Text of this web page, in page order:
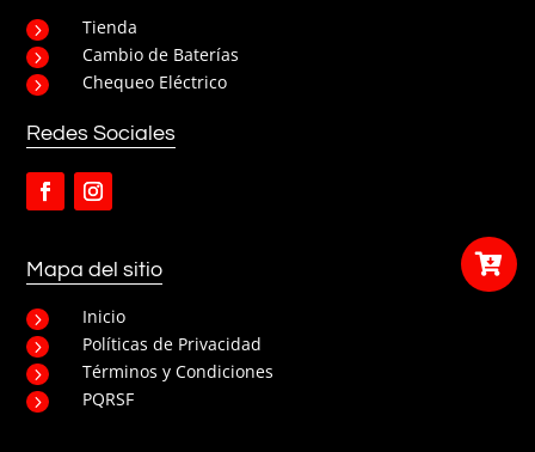

5 Tienda
5 Cambio de Baterías
5 Chequeo Eléctrico
Redes Sociales
Mapa del sitio
5 Inicio
5 Políticas de Privacidad
5 Términos y Condiciones
5 PQRSF